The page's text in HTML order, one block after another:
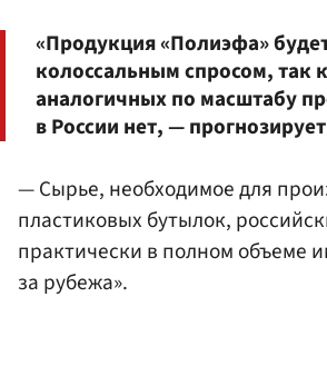
«Продукция «Полиэфа»
колоссальным спросом, так
аналогичных по масштабу
в России нет, —
— Сырье, необходимое для
пластиковых бутылок,
практически в полном объеме
за рубежа».